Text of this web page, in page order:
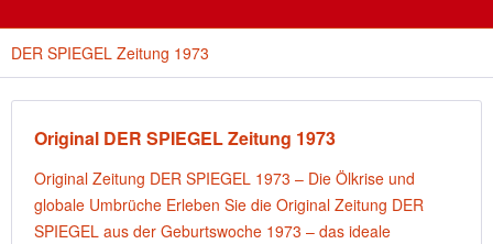
DER SPIEGEL Zeitung 1973
Original DER SPIEGEL Zeitung 1973
Original Zeitung DER SPIEGEL 1973 – Die Ölkrise und
globale Umbrüche Erleben Sie die Original Zeitung DER
SPIEGEL aus der Geburtswoche 1973 – das ideale